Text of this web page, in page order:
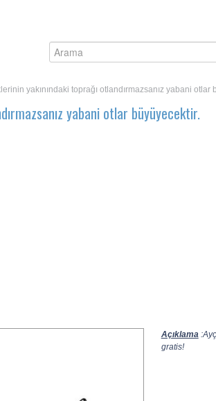
yakınındaki toprağı otlandırmazsanız yabani otlar
yabani otlar büyüyecektir.
Açıklama
gratis!